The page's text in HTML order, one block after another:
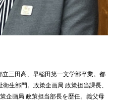
三田高、早稲田第一文学部卒業。都
生部門。政策企画局 政策担当課長、
企画局 政策担当部長を歴任。義父母